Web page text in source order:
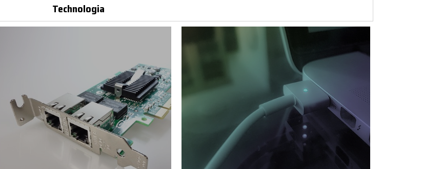
Technologia